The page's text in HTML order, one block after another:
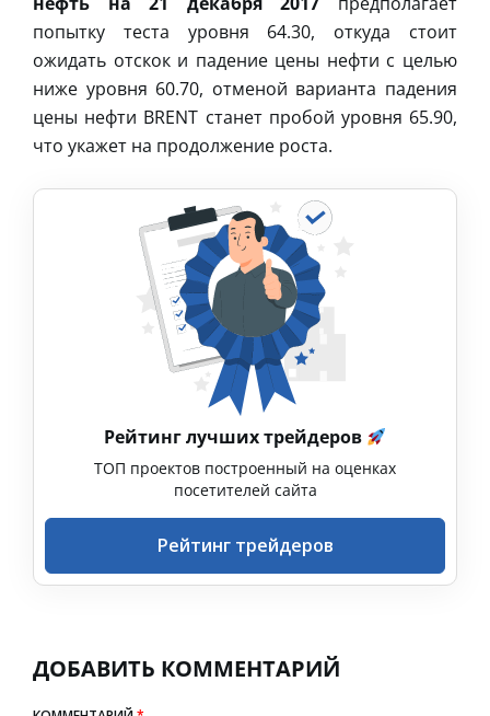
попытку теста уровня 64.30, откуда стоит
ожидать отскок и падение цены нефти с целью
ниже уровня 60.70, отменой варианта падения
цены нефти BRENT станет пробой уровня 65.90,
что укажет на продолжение роста.
Рейтинг лучших трейдеров
ТОП проектов построенный на оценках
посетителей сайта
Рейтинг трейдеров
ДОБАВИТЬ КОММЕНТАРИЙ